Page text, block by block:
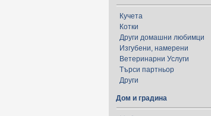
Кучета
Котки
Други домашни любимци
Изгубени, намерени
Ветеринарни Услуги
Търси партньор
Други
Дом и градина